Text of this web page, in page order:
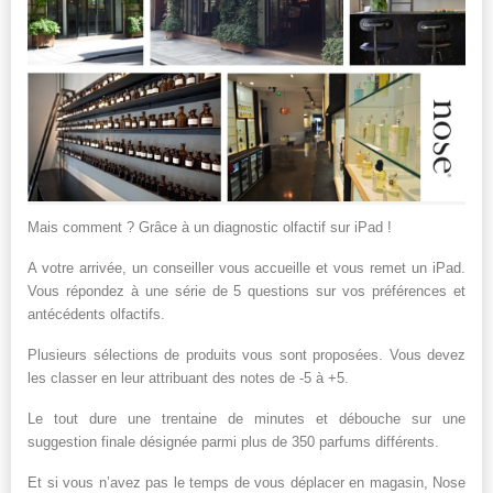
Mais comment ? Grâce à un diagnostic olfactif sur iPad !
A votre arrivée, un conseiller vous accueille et vous remet un iPad.
Vous répondez à une série de 5 questions sur vos préférences et
antécédents olfactifs.
Plusieurs sélections de produits vous sont proposées. Vous devez
les classer en leur attribuant des notes de -5 à +5.
Le tout dure une trentaine de minutes et débouche sur une
suggestion finale désignée parmi plus de 350 parfums différents.
Et si vous n’avez pas le temps de vous déplacer en magasin, Nose